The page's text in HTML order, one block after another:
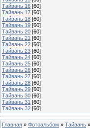
Тайвань 16 [60]
Тайвань 17 [60]
Тайвань 18 [60]
Тайвань 19 [60]
Тайвань 20 [60]
Тайвань 21 [60]
Тайвань 22 [60]
Тайвань 23 [60]
Тайвань 24 [60]
Тайвань 25 [60]
Тайвань 26 [60]
Тайвань 27 [60]
Тайвань 28 [60]
Тайвань 29 [60]
Тайвань 30 [60]
Тайвань 31 [60]
Тайвань 32 [60]
Главная » Фотоальбом » Тайвань »